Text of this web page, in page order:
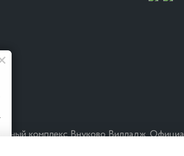
комплекс Внуково Вилладж.